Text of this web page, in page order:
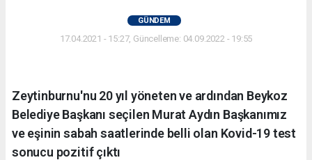
GÜNDEM
17.04.2021 - 15:27, Güncelleme: 04.09.2022 - 19:55
Zeytinburnu'nu 20 yıl yöneten ve ardından Beykoz
Belediye Başkanı seçilen Murat Aydın Başkanımız
ve eşinin sabah saatlerinde belli olan Kovid-19 test
sonucu pozitif çıktı